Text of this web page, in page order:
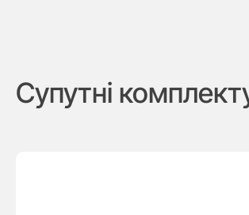
Супутні